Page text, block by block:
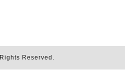
Reserved.